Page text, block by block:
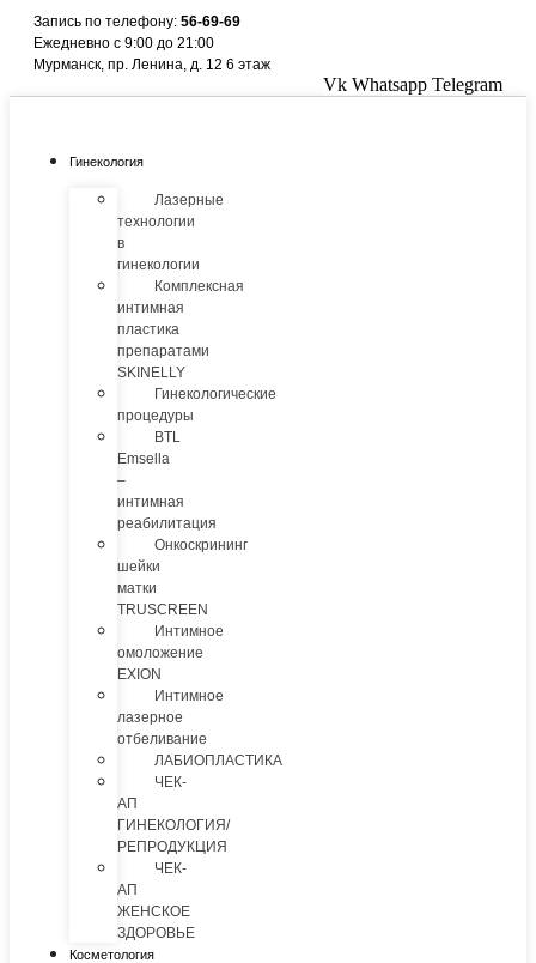
Перейти
содержимому
Запись по телефону: 56-69-69
Ежедневно с 9:00 до 21:00
Мурманск, пр. Ленина, д. 12 6 этаж
Vk Whatsapp Telegram
Гинекология
Лазерные
технологии
в
гинекологии
Комплексная
интимная
пластика
препаратами
SKINELLY
Гинекологические
процедуры
BTL
Emsella
–
интимная
реабилитация
Онкоскрининг
шейки
матки
TRUSCREEN
Интимное
омоложение
EXION
Интимное
лазерное
отбеливание
ЛАБИОПЛАСТИКА
ЧЕК-
АП
ГИНЕКОЛОГИЯ/
РЕПРОДУКЦИЯ
ЧЕК-
АП
ЖЕНСКОЕ
ЗДОРОВЬЕ
Косметология